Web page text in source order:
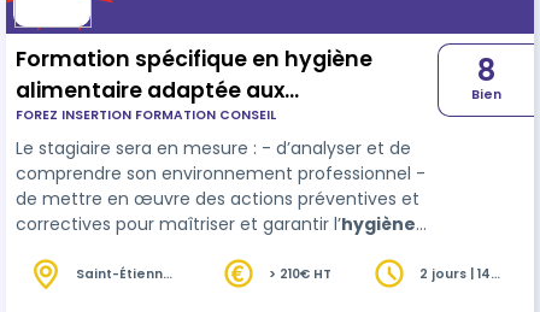
Formation spécifique en hygiène
alimentaire adaptée aux
établissements de restauration
commerciale
FOREZ INSERTION FORMATION CONSEIL
Le stagiaire sera en mesure : - d’analyser et de
comprendre son environnement professionnel -
de mettre en œuvre des actions préventives et
correctives pour maîtriser et garantir l’hygiène
dont les risques microbiologiques et prendre
8
Bien
Saint-Étienne
> 210€ HT
2 jours | 14